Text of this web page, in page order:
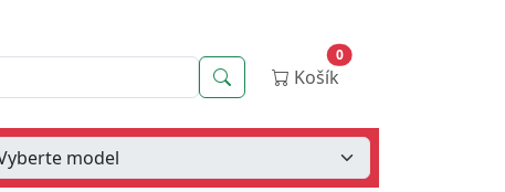
Vyhledávání
Košík
0